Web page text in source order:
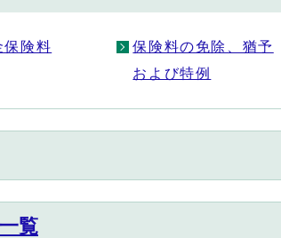
保険料
保険料の免除、猶予
および特例
覧